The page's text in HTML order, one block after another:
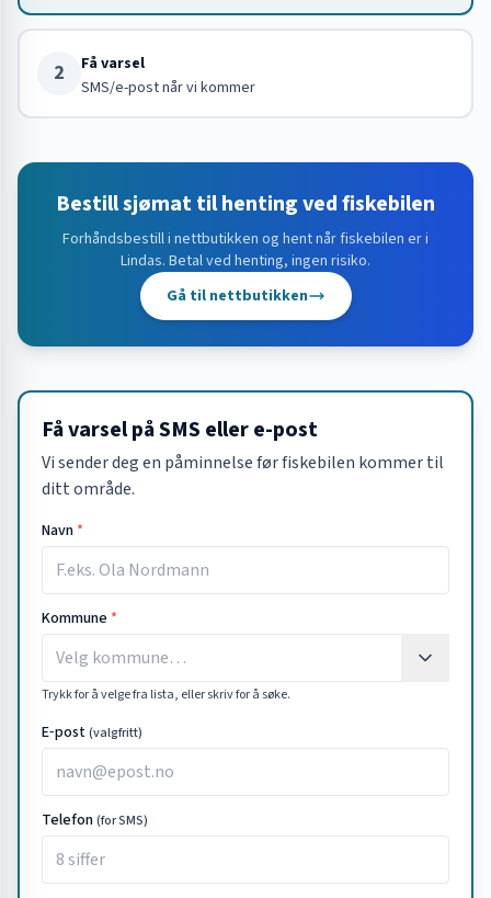
2
Få varsel
SMS/e-post når vi kommer
Bestill sjømat til henting ved fiskebilen
Forhåndsbestill i nettbutikken og hent når fiskebilen er i
Lindas. Betal ved henting, ingen risiko.
Gå til nettbutikken
Få varsel på SMS eller e-post
Vi sender deg en påminnelse før fiskebilen kommer til
ditt område.
Navn *
Kommune *
Trykk for å velge fra lista, eller skriv for å søke.
E‑post (valgfritt)
Telefon(for SMS)